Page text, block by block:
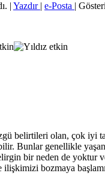
| Yazdır | e-Posta |
belirtileri olan, çok iyi
Bunlar genellikle
bir neden de yoktur
bozmaya